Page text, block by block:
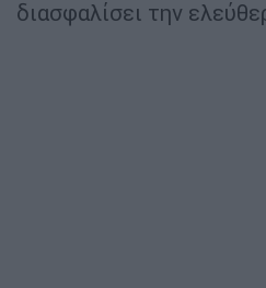
διασφαλίσει την